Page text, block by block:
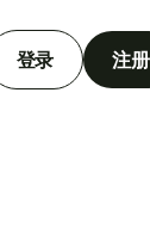
登录 注册